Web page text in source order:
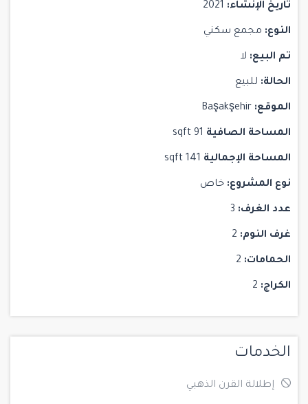
تاريخ الإنشاء:
النوع: مجمع سكني
تم البيع:
الحالة:
الموقع: Başakşehir
المساحة الصافية
المساحة الإجمالية
نوع المشروع: خاص
عدد الغرف:
غرف النوم:
الحمامات:
الكراج:
الخدمات
إطلالة القرن الذهبي